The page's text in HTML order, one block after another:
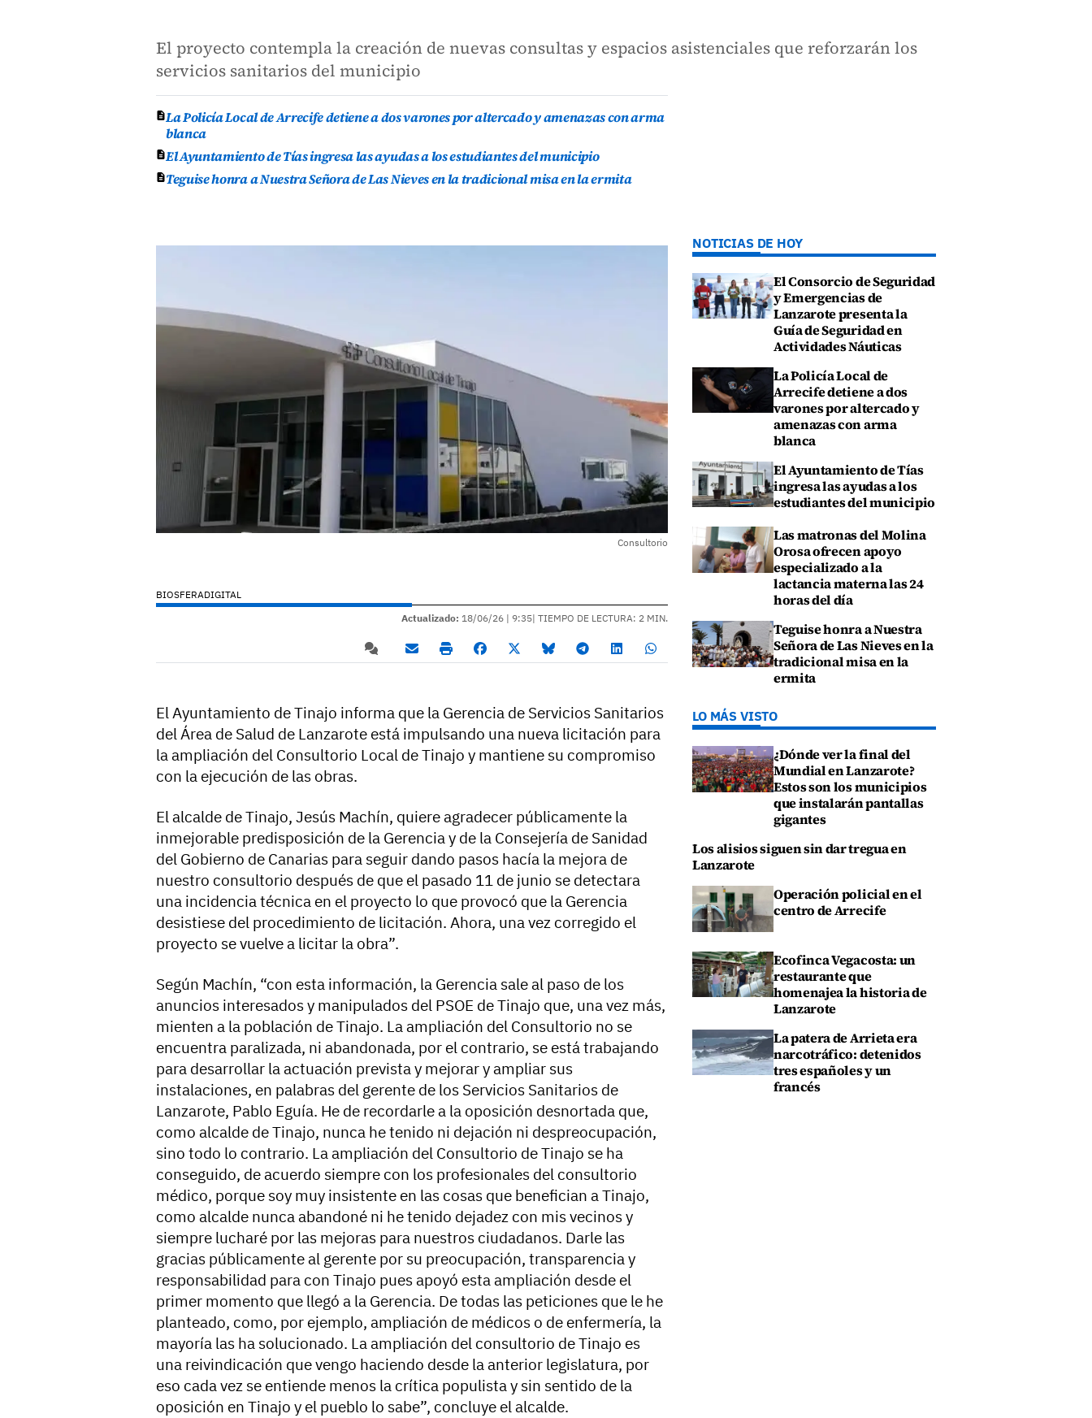
El proyecto contempla la creación de nuevas consultas y espacios asistenciales que reforzarán los
servicios sanitarios del municipio
La Policía Local de Arrecife detiene a dos varones por altercado y amenazas con arma
blanca
El Ayuntamiento de Tías ingresa las ayudas a los estudiantes del municipio
Teguise honra a Nuestra Señora de Las Nieves en la tradicional misa en la ermita
Consultorio
BIOSFERADIGITAL
Actualizado: 18/06/26 | 9:35| TIEMPO DE LECTURA: 2 MIN.
El Ayuntamiento de Tinajo informa que la Gerencia de Servicios Sanitarios
del Área de Salud de Lanzarote está impulsando una nueva licitación para
la ampliación del Consultorio Local de Tinajo y mantiene su compromiso
con la ejecución de las obras.
El alcalde de Tinajo, Jesús Machín, quiere agradecer públicamente la
inmejorable predisposición de la Gerencia y de la Consejería de Sanidad
del Gobierno de Canarias para seguir dando pasos hacía la mejora de
nuestro consultorio después de que el pasado 11 de junio se detectara
una incidencia técnica en el proyecto lo que provocó que la Gerencia
desistiese del procedimiento de licitación. Ahora, una vez corregido el
proyecto se vuelve a licitar la obra”.
Según Machín, “con esta información, la Gerencia sale al paso de los
anuncios interesados y manipulados del PSOE de Tinajo que, una vez más,
mienten a la población de Tinajo. La ampliación del Consultorio no se
encuentra paralizada, ni abandonada, por el contrario, se está trabajando
para desarrollar la actuación prevista y mejorar y ampliar sus
instalaciones, en palabras del gerente de los Servicios Sanitarios de
Lanzarote, Pablo Eguía. He de recordarle a la oposición desnortada que,
como alcalde de Tinajo, nunca he tenido ni dejación ni despreocupación,
sino todo lo contrario. La ampliación del Consultorio de Tinajo se ha
conseguido, de acuerdo siempre con los profesionales del consultorio
médico, porque soy muy insistente en las cosas que benefician a Tinajo,
como alcalde nunca abandoné ni he tenido dejadez con mis vecinos y
siempre lucharé por las mejoras para nuestros ciudadanos. Darle las
gracias públicamente al gerente por su preocupación, transparencia y
responsabilidad para con Tinajo pues apoyó esta ampliación desde el
primer momento que llegó a la Gerencia. De todas las peticiones que le he
planteado, como, por ejemplo, ampliación de médicos o de enfermería, la
mayoría las ha solucionado. La ampliación del consultorio de Tinajo es
una reivindicación que vengo haciendo desde la anterior legislatura, por
eso cada vez se entiende menos la crítica populista y sin sentido de la
oposición en Tinajo y el pueblo lo sabe”, concluye el alcalde.
NOTICIAS DE HOY
El Consorcio de Seguridad
y Emergencias de
Lanzarote presenta la
Guía de Seguridad en
Actividades Náuticas
La Policía Local de
Arrecife detiene a dos
varones por altercado y
amenazas con arma
blanca
El Ayuntamiento de Tías
ingresa las ayudas a los
estudiantes del municipio
Las matronas del Molina
Orosa ofrecen apoyo
especializado a la
lactancia materna las 24
horas del día
Teguise honra a Nuestra
Señora de Las Nieves en la
tradicional misa en la
ermita
LO MÁS VISTO
¿Dónde ver la final del
Mundial en Lanzarote?
Estos son los municipios
que instalarán pantallas
gigantes
Los alisios siguen sin dar tregua en
Lanzarote
Operación policial en el
centro de Arrecife
Ecofinca Vegacosta: un
restaurante que
homenajea la historia de
Lanzarote
La patera de Arrieta era
narcotráfico: detenidos
tres españoles y un
francés